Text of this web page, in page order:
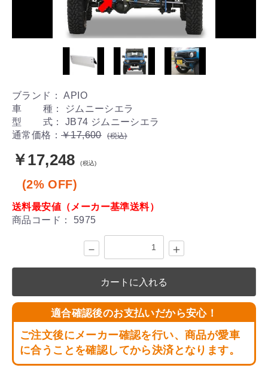
ブランド： APIO
車 種： ジムニーシエラ
型 式： JB74 ジムニーシエラ
通常価格： ￥17,600 (税込)
￥17,248 (税込)
(2% OFF)
送料最安値（メーカー基準送料）
商品コード： 5975
－ ＋
カートに入れる
適合確認後のお支払いだから安心！
ご注文後にメーカー確認を行い、商品が愛車
に合うことを確認してから決済となります。